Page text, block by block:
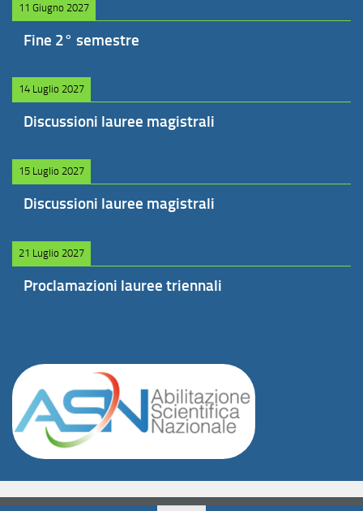
11 Giugno 2027
Fine 2° semestre
14 Luglio 2027
Discussioni lauree magistrali
15 Luglio 2027
Discussioni lauree magistrali
21 Luglio 2027
Proclamazioni lauree triennali